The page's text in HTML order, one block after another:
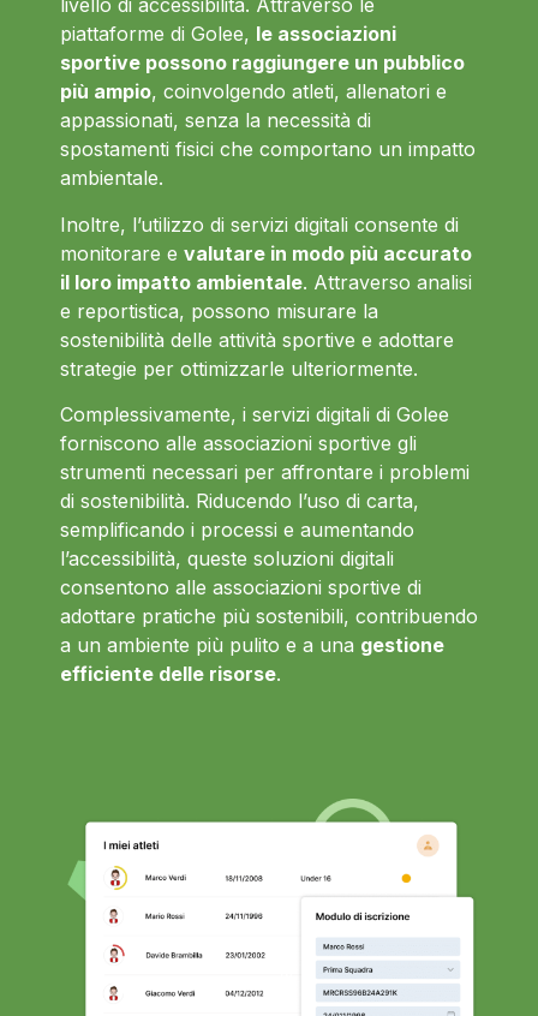
livello di accessibilità. Attraverso le
piattaforme di Golee, le associazioni
sportive possono raggiungere un pubblico
più ampio, coinvolgendo atleti, allenatori e
appassionati, senza la necessità di
spostamenti fisici che comportano un impatto
ambientale.
Inoltre, l’utilizzo di servizi digitali consente di
monitorare e valutare in modo più accurato
il loro impatto ambientale. Attraverso analisi
e reportistica, possono misurare la
sostenibilità delle attività sportive e adottare
strategie per ottimizzarle ulteriormente.
Complessivamente, i servizi digitali di Golee
forniscono alle associazioni sportive gli
strumenti necessari per affrontare i problemi
di sostenibilità. Riducendo l’uso di carta,
semplificando i processi e aumentando
l’accessibilità, queste soluzioni digitali
consentono alle associazioni sportive di
adottare pratiche più sostenibili, contribuendo
a un ambiente più pulito e a una gestione
efficiente delle risorse.